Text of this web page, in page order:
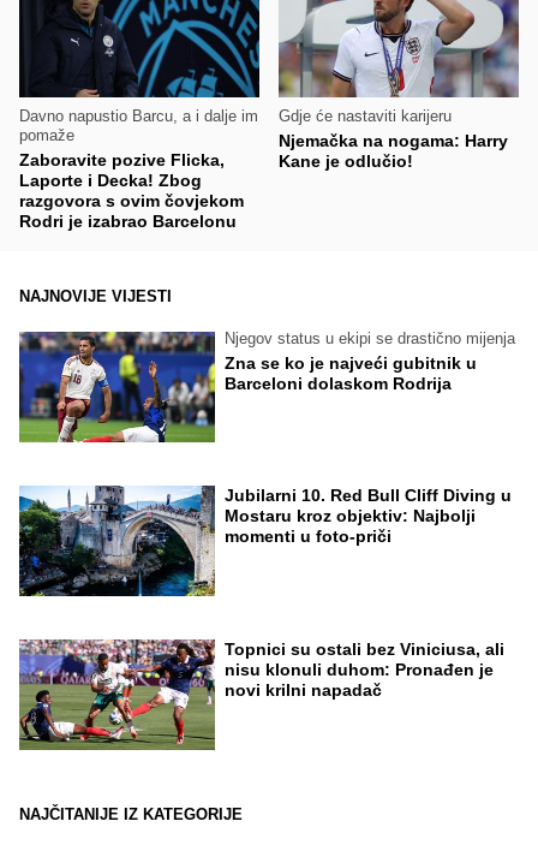
Davno napustio Barcu, a i dalje im
pomaže
Zaboravite pozive Flicka,
Laporte i Decka! Zbog
razgovora s ovim čovjekom
Rodri je izabrao Barcelonu
Gdje će nastaviti karijeru
Njemačka na nogama: Harry
Kane je odlučio!
NAJNOVIJE VIJESTI
Njegov status u ekipi se drastično mijenja
Zna se ko je najveći gubitnik u
Barceloni dolaskom Rodrija
Jubilarni 10. Red Bull Cliff Diving u
Mostaru kroz objektiv: Najbolji
momenti u foto-priči
Topnici su ostali bez Viniciusa, ali
nisu klonuli duhom: Pronađen je
novi krilni napadač
NAJČITANIJE IZ KATEGORIJE